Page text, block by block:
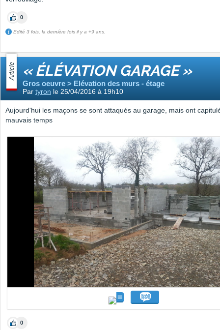
0
Edité 3 fois, la dernière fois il y a +9 ans.
Article « ÉLÉVATION GARAGE »
Gros oeuvre > Elévation des murs - étage
Par tyron le 25/04/2016 à 19h10
Aujourd'hui les maçons se sont attaqués au garage, mais ont
mauvais temps
0